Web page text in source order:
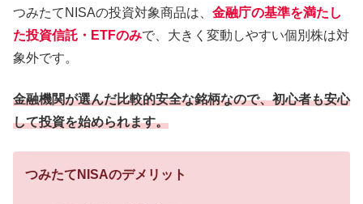
つみたてNISAの投資対象商品は、 金融庁の基準を満たし
た投資信託・ETFのみで、大きく変動しやすい個別株は対
象外です。
金融機関が選んだ比較的安全な銘柄なので、初心者も安心
して投資を始められます。
つみたてNISAのデメリット